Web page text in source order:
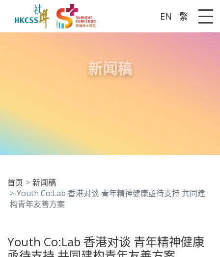
EN 繁
首页
新闻稿
Youth Co:Lab 香港对谈 青年精神健康亟待支持 共同建
构青年友善方案
Youth Co:Lab 香港对谈 青年精神健康